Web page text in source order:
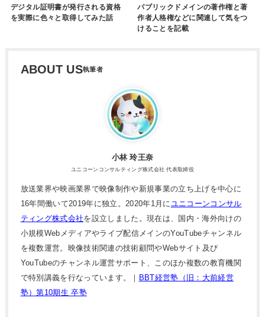
デジタル証明書が発行される資格
を実際に色々と取得してみた話
パブリックドメインの著作権と著
作者人格権などに関連して気をつ
けることを記載
ABOUT US
小林 玲王奈
ユニコーンコンサルティング株式会社 代表取締役
放送業界や映画業界で映像制作や新規事業の立ち上げを中心に
16年間働いて2019年に独立。2020年1月に ユニコーンコンサル
ティング株式会社を設立しました。現在は、国内・海外向けの
小規模Webメディアやライブ配信メインのYouTubeチャンネル
を複数運営。映像技術関連の技術顧問やWebサイト及び
YouTubeのチャンネル運営サポート、このほか複数の教育機関
で特別講義を行なっています。｜ BBT経営塾（旧：大前経営
塾）第10期生 卒塾